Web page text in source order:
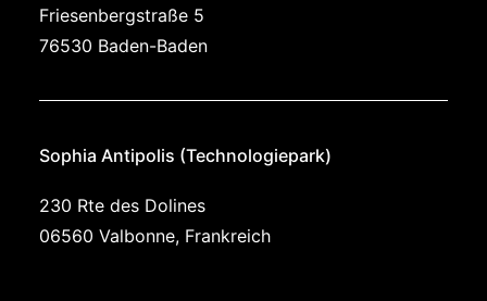
Friesen­berg­straße 5
76530 Baden-Baden
Sophia Antipolis (Technologie­park)
230 Rte des Dolines
06560 Valbonne, Frankreich